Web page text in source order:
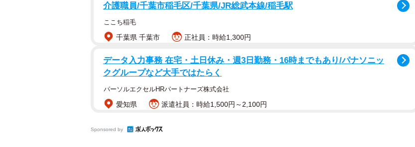
替わるほど。「春までは××が売れていたのに、夏を過ぎたら△△が売れ始めた」と、移り変
わりがめまぐるしかったのです。
も流行りに寄せます。人妻（熟女）ブーム、お姉さんブーム、ギャルブーム、ロリブームな
ど、作品に関してはメイドやサキュバス（悪魔）などが急に売れだしたり、ジャンルを細分
化したらキリがないもので、その時何が当たるのかは誰にも読めません。しかも「ロリの次
はギャル！」といった法則性も全くゼロです。
法則的でないとタイミングが強く関係し、「たまたまブームにノれたから売れました」系の
介護職員/千葉市稲毛区/千葉県/JR総武本線/稲毛駅
ここち稲毛
千葉県 千葉市 正社員：時給1,300円
データ入力事務 在宅・土日休み・週3日勤務・16時までもあり/パナソニッ
クグループなど大手ではたらく
パーソルエクセルHRパートナーズ株式会社
愛知県 派遣社員：時給1,500円～2,100円
Sponsored by